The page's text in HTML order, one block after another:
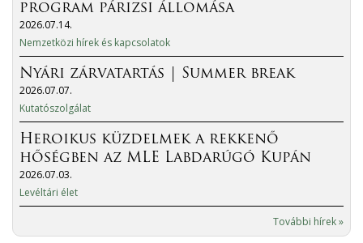
program párizsi állomása
2026.07.14.
Nemzetközi hírek és kapcsolatok
Nyári zárvatartás | Summer break
2026.07.07.
Kutatószolgálat
Heroikus küzdelmek a rekkenő
hőségben az MLE Labdarúgó Kupán
2026.07.03.
Levéltári élet
További hírek »